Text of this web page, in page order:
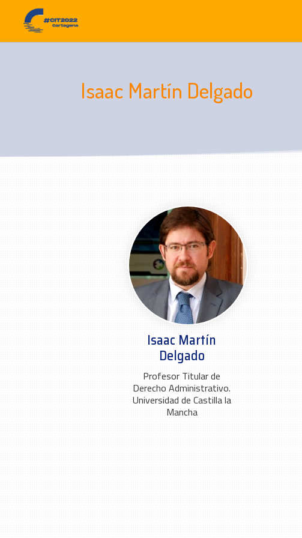
Isaac Martín Delgado
Isaac Martín
Delgado
Profesor Titular de
Derecho Administrativo.
Universidad de Castilla la
Mancha